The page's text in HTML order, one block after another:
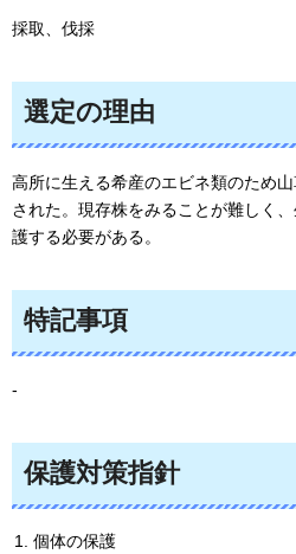
採取、伐採
選定の理由
高所に生える希産のエビネ類のため
された。現存株をみることが難しく
護する必要がある。
特記事項
-
保護対策指針
個体の保護